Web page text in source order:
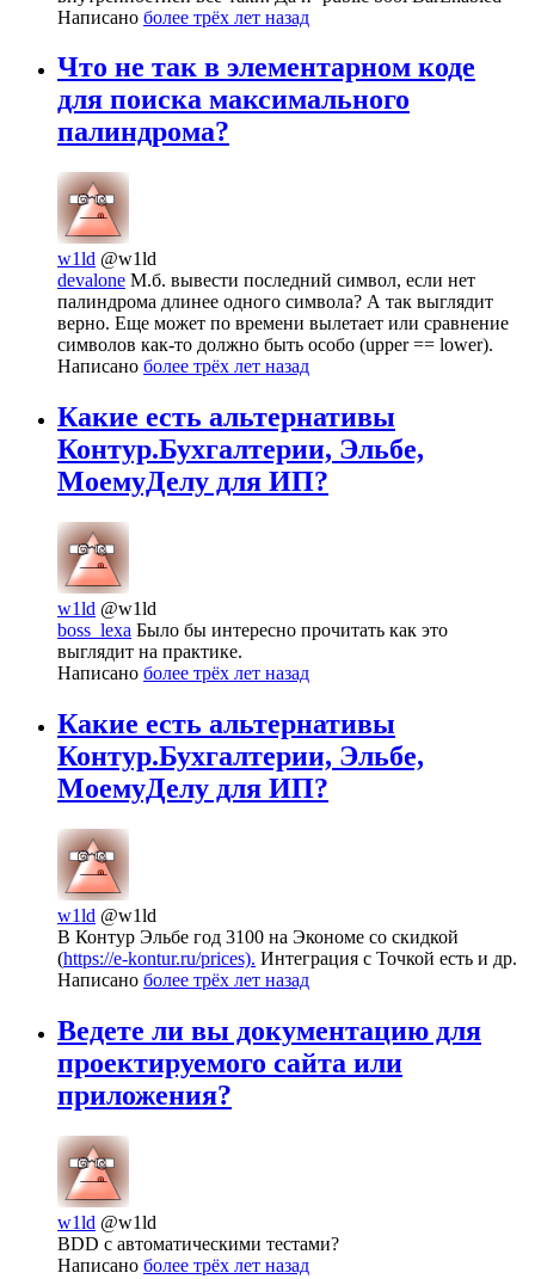
Написано более трёх лет назад
Что не так в элементарном коде
для поиска максимального
палиндрома?
w1ld @w1ld
devalone М.б. вывести последний символ, если нет
палиндрома длинее одного символа? А так выглядит
верно. Еще может по времени вылетает или сравнение
символов как-то должно быть особо (upper == lower).
Написано более трёх лет назад
Какие есть альтернативы
Контур.Бухгалтерии, Эльбе,
МоемуДелу для ИП?
w1ld @w1ld
boss_lexa Было бы интересно прочитать как это
выглядит на практике.
Написано более трёх лет назад
Какие есть альтернативы
Контур.Бухгалтерии, Эльбе,
МоемуДелу для ИП?
w1ld @w1ld
В Контур Эльбе год 3100 на Экономе со скидкой
(https://e-kontur.ru/prices). Интеграция с Точкой есть и др.
Написано более трёх лет назад
Ведете ли вы документацию для
проектируемого сайта или
приложения?
w1ld @w1ld
BDD с автоматическими тестами?
Написано более трёх лет назад